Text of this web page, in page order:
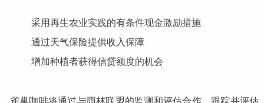
采用再生农业实践的有条件现金激励措施
通过天气保险提供收入保障
增加种植者获得信贷额度的机会
雀巢咖啡将通过与雨林联盟的监测和评估合作，跟踪并评估